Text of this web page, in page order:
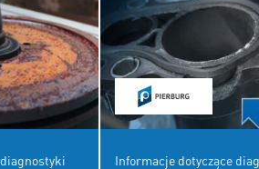
Informacje dotyczące